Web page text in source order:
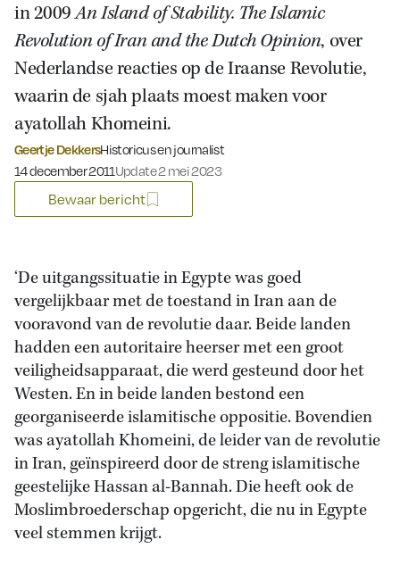
in 2009An Island of Stability. The Islamic
Revolution of Iran and the Dutch Opinion, over
Nederlandse reacties op de Iraanse Revolutie,
waarin de sjah plaats moest maken voor
ayatollah Khomeini.
Geertje DekkersHistoricus en journalist
Gepubliceerd op:
14 december 2011Update 2 mei 2023
Bewaar bericht
‘De uitgangssituatie in Egypte was goed
vergelijkbaar met de toestand in Iran aan de
vooravond van de revolutie daar. Beide landen
hadden een autoritaire heerser met een groot
veiligheidsapparaat, die werd gesteund door het
Westen. En in beide landen bestond een
georganiseerde islamitische oppositie. Bovendien
was ayatollah Khomeini, de leider van de revolutie
in Iran, geïnspireerd door de streng islamitische
geestelijke Hassan al-Bannah. Die heeft ook de
Moslimbroederschap opgericht, die nu in Egypte
veel stemmen krijgt.